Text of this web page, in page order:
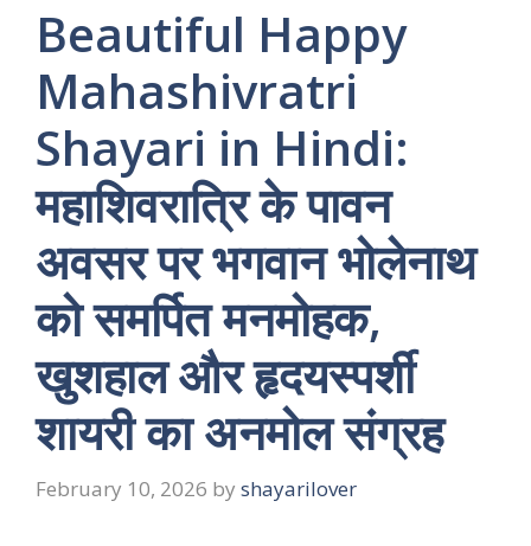
Beautiful Happy
Mahashivratri
Shayari in Hindi:
महाशिवरात्रि के पावन
अवसर पर भगवान भोलेनाथ
को समर्पित मनमोहक,
खुशहाल और हृदयस्पर्शी
शायरी का अनमोल संग्रह
February 10, 2026 by shayarilover